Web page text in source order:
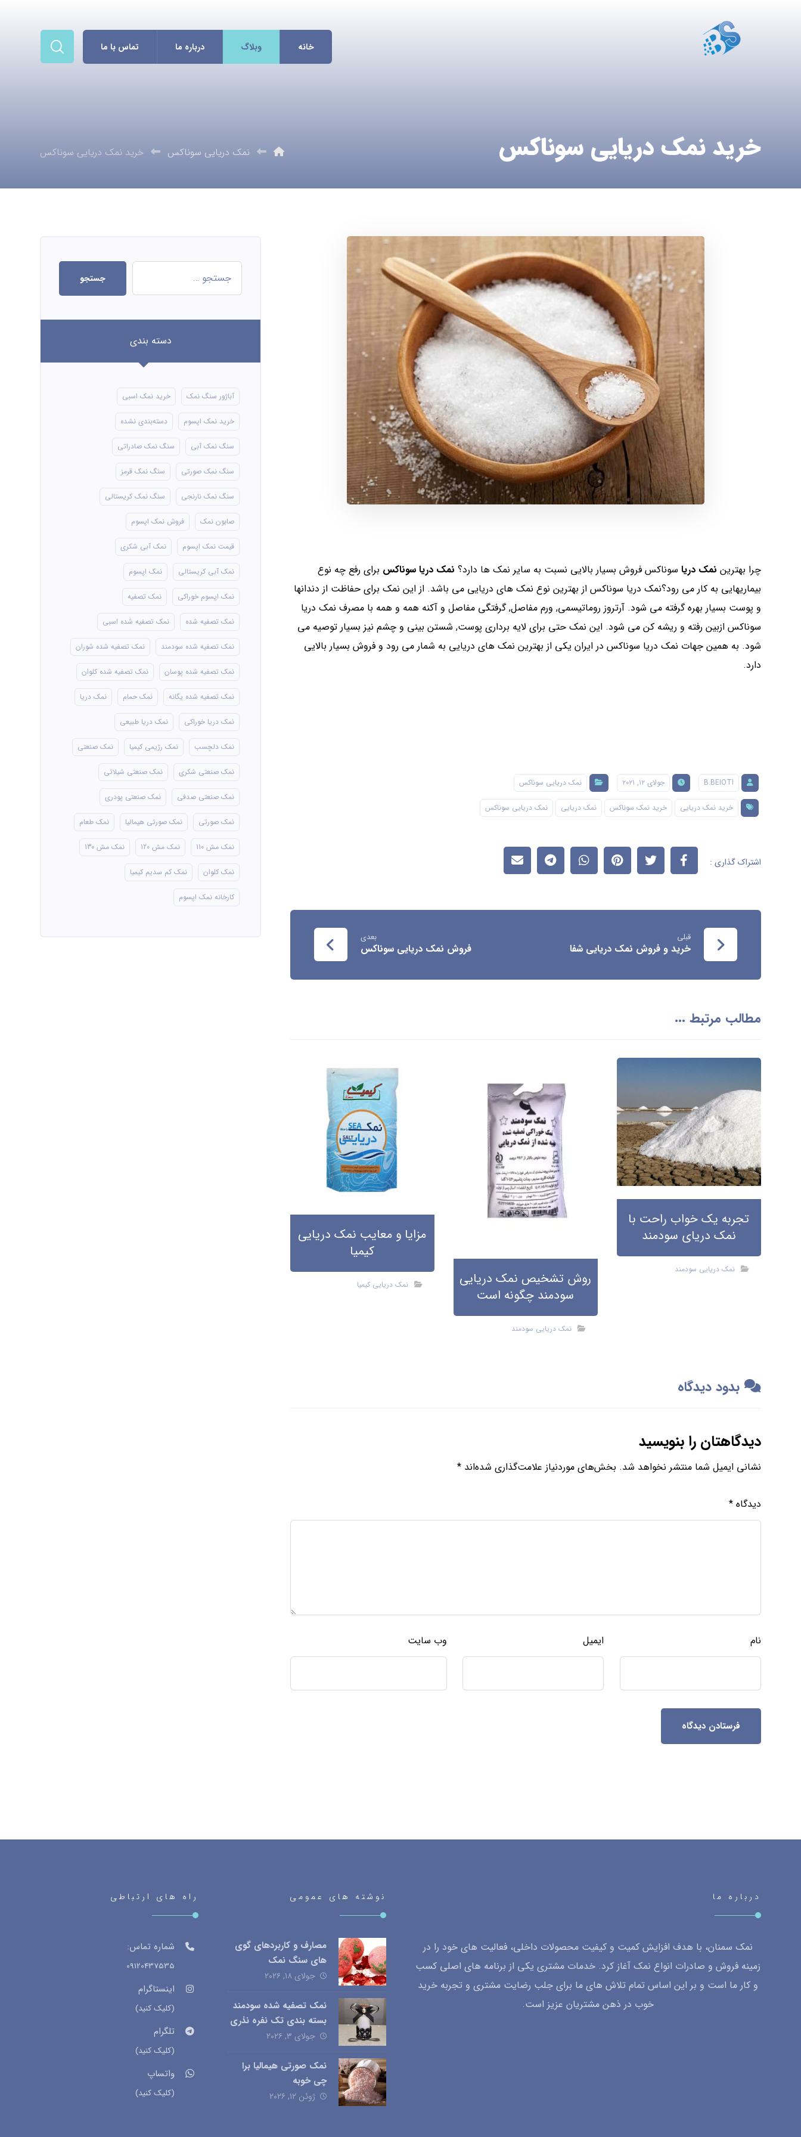
خانه وبلاگ درباره ما تماس با ما
خرید نمک دریایی سوناکس نمک دریایی سوناکس خرید نمک دریایی سوناکس
چرا بهترین نمک دریا سوناکس فروش بسیار بالایی نسبت به سایر نمک ها دارد؟ نمک دریا سوناکس برای رفع چه نوع
بیماریهایی به کار می رود؟نمک دریا سوناکس از بهترین نوع نمک های دریایی می باشد. از این نمک برای حفاظت از دندانها
و پوست بسیار بهره گرفته می شود. آرتروز روماتیسمی, ورم مفاصل, گرفتگی مفاصل و آکنه همه و همه با مصرف نمک دریا
سوناکس ازبین رفته و ریشه کن می شود. این نمک حتی برای لایه برداری پوست, شستن بینی و چشم نیز بسیار توصیه می
شود. به همین جهات نمک دریا سوناکس در ایران یکی از بهترین نمک های دریایی به شمار می رود و فروش بسیار بالایی
دارد.
B.BEIOTI جولای ۱۲, ۲۰۲۱ نمک دریایی سوناکس
خرید نمک دریایی خرید نمک سوناکس نمک دریایی نمک دریایی سوناکس
قبلی
خرید و فروش نمک دریایی شفا
بعدی
فروش نمک دریایی سوناکس
مطالب مرتبط ...
تجربه یک خواب راحت با
نمک دریای سودمند
نمک دریایی سودمند
روش تشخیص نمک دریایی
سودمند چگونه است
نمک دریایی سودمند
مزایا و معایب نمک دریایی
کیمیا
نمک دریایی کیمیا
بدود دیدگاه
دیدگاهتان را بنویسید
نشانی ایمیل شما منتشر نخواهد شد. بخش‌های موردنیاز علامت‌گذاری شده‌اند*
دیدگاه*
نام ایمیل وب‌ سایت
فرستادن دیدگاه
جستجو
دسته بندی
آباژور سنگ نمک خرید نمک اسبی
خرید نمک اپسوم دسته‌بندی نشده
سنگ نمک آبی سنگ نمک صادراتی
سنگ نمک صورتی سنگ نمک قرمز
سنگ نمک نارنجی سنگ نمک کریستالی
صابون نمک فروش نمک اپسوم
قیمت نمک اپسوم نمک آبی شکری
نمک آبی کریستالی نمک اپسوم
نمک اپسوم خوراکی نمک تصفیه
نمک تصفیه شده نمک تصفیه شده اسبی
نمک تصفیه شده سودمند نمک تصفیه شده شوران
نمک تصفیه شده پوسان نمک تصفیه شده کلوان
نمک تصفیه شده یگانه نمک حمام نمک دریا
نمک دریا خوراکی نمک دریا طبیعی
نمک دلچسب نمک رژیمی کیمیا نمک صنعتی
نمک صنعتی شکری نمک صنعتی شیلاتی
نمک صنعتی صدفی نمک صنعتی پودری
نمک صورتی نمک صورتی هیمالیا نمک طعام
نمک مش 110 نمک مش 120 نمک مش 130
نمک کلوان نمک کم سدیم کیمیا
کارخانه نمک اپسوم
درباره ما
نمک سمنان، با هدف افزایش کمیت و کیفیت محصولات داخلی، فعالیت های خود را در
زمینه فروش و صادرات انواع نمک آغاز کرد. خدمات مشتری یکی از برنامه های اصلی کسب
و کار ما است و بر این اساس تمام تلاش های ما برای جلب رضایت مشتری و تجربه خرید
خوب در ذهن مشتریان عزیز است.
نوشته های عمومی
مصارف و کاربردهای گوی
های سنگ نمک
جولای ۱۸, ۲۰۲۶
نمک تصفیه شده سودمند
بسته بندی تک نفره نذری
جولای ۳, ۲۰۲۶
نمک صورتی هیمالیا برا
چی خوبه
ژوئن ۱۲, ۲۰۲۶
راه های ارتباطی
شماره تماس:
09120437535
اینستاگرام
(کلیک کنید)
تلگرام
(کلیک کنید)
واتساپ
(کلیک کنید)